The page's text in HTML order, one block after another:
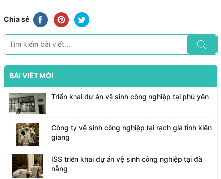
Chia sẻ
BÀI VIẾT MỚI
Triển khai dự án vệ sinh công nghiệp tại phú yên
Công ty vệ sinh công nghiệp tại rạch giá tỉnh kiên
giang
ISS triển khai dự án vệ sinh công nghiệp tại đà
nẵng